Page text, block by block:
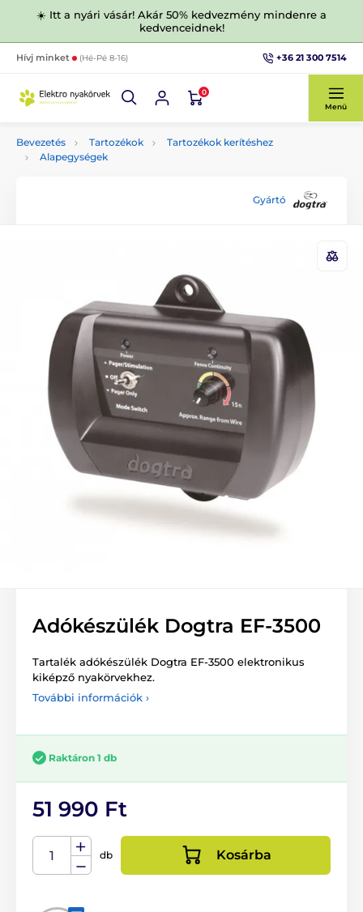
☀️ Itt a nyári vásár! Akár 50% kedvezmény mindenre a
kedvenceidnek!
Hívj minket (Hé-Pé 8-16) +36 21 300 7514
0
Menü
Bevezetés Tartozékok
Tartozékok kerítéshez
Alapegységek
Gyártó
Adókészülék Dogtra EF-3500
Tartalék adókészülék Dogtra EF-3500 elektronikus
kiképző nyakörvekhez.
További információk ›
Raktáron 1 db
51 990 Ft
db Kosárba